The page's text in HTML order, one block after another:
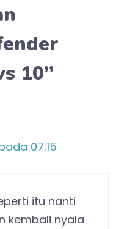
10”
07:15
itu nanti
kembali nyala